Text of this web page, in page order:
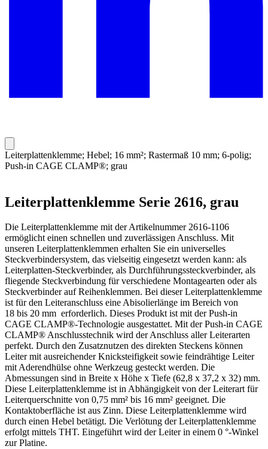
Leiterplattenklemme; Hebel; 16 mm²; Rastermaß 10 mm; 6-polig;
Push-in CAGE CLAMP®; grau
Leiterplattenklemme Serie 2616, grau
Die Leiterplattenklemme mit der Artikelnummer 2616-1106
ermöglicht einen schnellen und zuverlässigen Anschluss. Mit
unseren Leiterplattenklemmen erhalten Sie ein universelles
Steckverbindersystem, das vielseitig eingesetzt werden kann: als
Leiterplatten-Steckverbinder, als Durchführungssteckverbinder, als
fliegende Steckverbindung für verschiedene Montagearten oder als
Steckverbinder auf Reihenklemmen. Bei dieser Leiterplattenklemme
ist für den Leiteranschluss eine Abisolierlänge im Bereich von
18 bis 20 mm erforderlich. Dieses Produkt ist mit der Push-in
CAGE CLAMP®-Technologie ausgestattet. Mit der Push-in CAGE
CLAMP® Anschlusstechnik wird der Anschluss aller Leiterarten
perfekt. Durch den Zusatznutzen des direkten Steckens können
Leiter mit ausreichender Knicksteifigkeit sowie feindrähtige Leiter
mit Aderendhülse ohne Werkzeug gesteckt werden. Die
Abmessungen sind in Breite x Höhe x Tiefe (62,8 x 37,2 x 32) mm.
Diese Leiterplattenklemme ist in Abhängigkeit von der Leiterart für
Leiterquerschnitte von 0,75 mm² bis 16 mm² geeignet. Die
Kontaktoberfläche ist aus Zinn. Diese Leiterplattenklemme wird
durch einen Hebel betätigt. Die Verlötung der Leiterplattenklemme
erfolgt mittels THT. Eingeführt wird der Leiter in einem 0 °-Winkel
zur Platine.